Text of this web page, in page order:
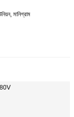
মানিগ্রাম